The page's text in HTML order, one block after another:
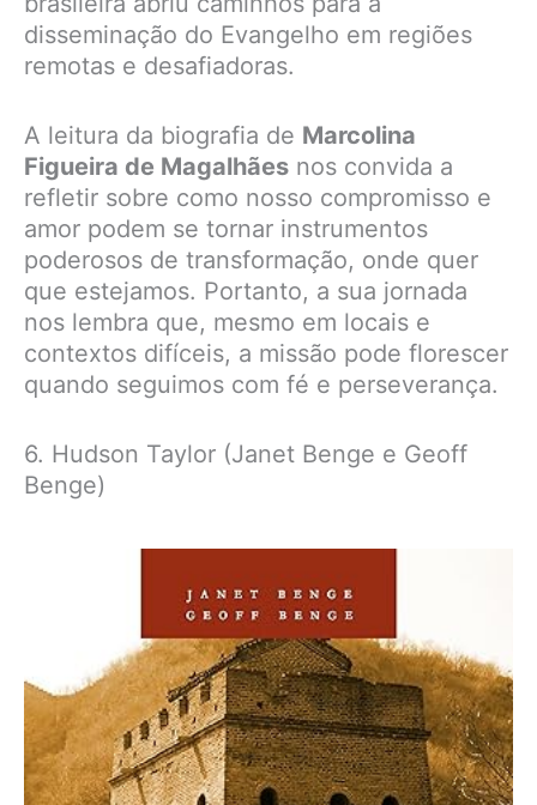
disseminação do Evangelho em regiões
remotas e desafiadoras.
A leitura da biografia de Marcolina
Figueira de Magalhães nos convida a
refletir sobre como nosso compromisso e
amor podem se tornar instrumentos
poderosos de transformação, onde quer
que estejamos. Portanto, a sua jornada
nos lembra que, mesmo em locais e
contextos difíceis, a missão pode florescer
quando seguimos com fé e perseverança.
6. Hudson Taylor (Janet Benge e Geoff
Benge)